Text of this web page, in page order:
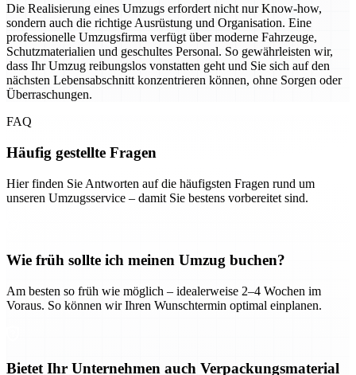
Die Realisierung eines Umzugs erfordert nicht nur Know-how,
sondern auch die richtige Ausrüstung und Organisation. Eine
professionelle Umzugsfirma verfügt über moderne Fahrzeuge,
Schutzmaterialien und geschultes Personal. So gewährleisten wir,
dass Ihr Umzug reibungslos vonstatten geht und Sie sich auf den
nächsten Lebensabschnitt konzentrieren können, ohne Sorgen oder
Überraschungen.
FAQ
Häufig gestellte Fragen
Hier finden Sie Antworten auf die häufigsten Fragen rund um
unseren Umzugsservice – damit Sie bestens vorbereitet sind.
Wie früh sollte ich meinen Umzug buchen?
Am besten so früh wie möglich – idealerweise 2–4 Wochen im
Voraus. So können wir Ihren Wunschtermin optimal einplanen.
Bietet Ihr Unternehmen auch Verpackungsmaterial